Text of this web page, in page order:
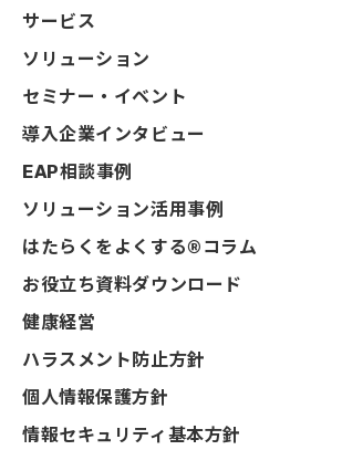
サービス
ソリューション
セミナー・イベント
導入企業インタビュー
EAP相談事例
ソリューション活用事例
はたらくをよくする®コラム
お役立ち資料ダウンロード
健康経営
ハラスメント防止方針
個人情報保護方針
情報セキュリティ基本方針